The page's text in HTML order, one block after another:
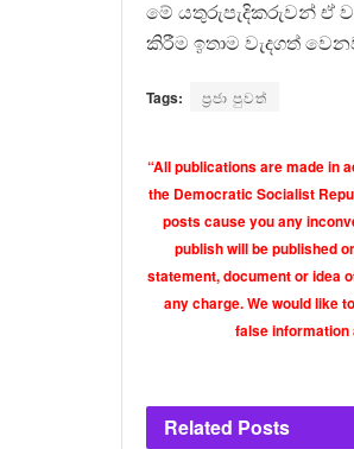
මේ යතුරුපැදිකරුවන් ඒ
කිරීම ඉතාම වැදගත්
Tags: ප්‍රජා පුවත්
“All publications are made in
the Democratic Socialist
posts cause you any
publish will be published
statement, document or idea
any charge. We would like
false information
Related Posts